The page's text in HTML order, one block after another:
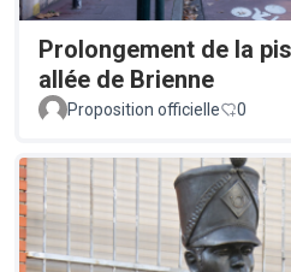
Prolongement de la
allée de Brienne
Proposition officielle 0